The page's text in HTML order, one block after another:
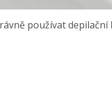
používat